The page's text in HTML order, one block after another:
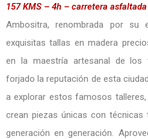
157 KMS – 4h – carretera asfaltada
Ambositra, renombrada por su
exquisitas tallas en madera
en la maestría artesanal de los
forjado la reputación de esta
a explorar estos famosos
crean piezas únicas con técnicas
generación en generación.